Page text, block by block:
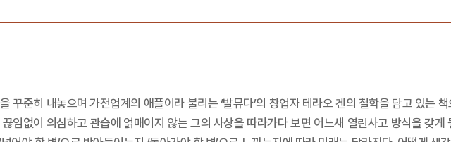
준히 내놓으며 가전업계의 애플이라 불리는 ‘발뮤다’의 창업자 테라오 겐의 철학을 담고 있는 책
임없이 의심하고 관습에 얽매이지 않는 그의 사상을 따라가다 보면 어느새 열린사고 방식을 갖게